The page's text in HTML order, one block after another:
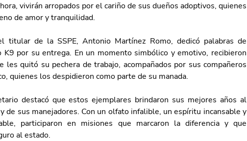
vivirán arropados por el cariño de sus dueños adoptivos, quienes
de amor y tranquilidad.
titular de la SSPE, Antonio Martínez Romo, dedicó palabras de
K9 por su entrega. En un momento simbólico y emotivo, recibieron
les quitó su pechera de trabajo, acompañados por sus compañeros
quienes los despidieron como parte de su manada.
destacó que estos ejemplares brindaron sus mejores años al
de sus manejadores. Con un olfato infalible, un espíritu incansable y
participaron en misiones que marcaron la diferencia y que
al estado.